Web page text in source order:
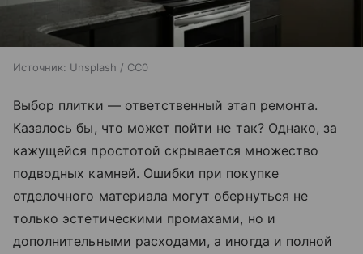
Источник: Unsplash / CC0
Выбор плитки — ответственный этап ремонта.
Казалось бы, что может пойти не так? Однако, за
кажущейся простотой скрывается множество
подводных камней. Ошибки при покупке
отделочного материала могут обернуться не
только эстетическими промахами, но и
дополнительными расходами, а иногда и полной